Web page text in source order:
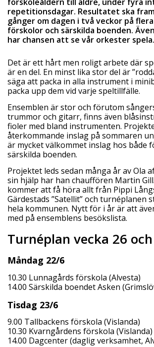
repetitionsdagar. Resultatet ska
gånger om dagen i två veckor på
förskolor och särskilda boenden.
har chansen att se vår orkester spela.
Det är ett hårt men roligt arbete där
är en del. En minst lika stor del är
säga att packa in alla instrument i
packa upp dem vid varje speltillfälle.
Ensemblen är stor och förutom
trummor och gitarr, finns även
fioler med bland instrumenten.
återkommande inslag på sommaren
är mycket välkommet inslag hos både
särskilda boenden.
Projektet leds sedan många år av Ola
sin hjälp har han chauffören Martin
kommer att få höra allt från Pippi
Gärdestads ”Satellit” och turnéplanen
hela kommunen. Nytt för i år är att
med på ensemblens besökslista.
Turnéplan vecka 26
Måndag 22/6
10.30 Lunnagårds förskola (Alvesta)
14.00 Särskilda boendet Asken
Tisdag 23/6
9.00 Tallbackens förskola (Vislanda)
10.30 Kvarngårdens förskola (Vislanda)
14.00 Dagcenter (daglig verksamhet,